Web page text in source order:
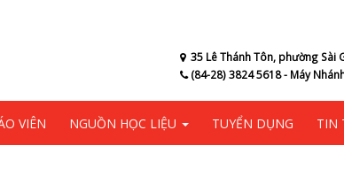
35 Lê Thánh Tôn, phường Sài
(84-28) 3824 5618 - Máy
VIÊN NGUỒN HỌC LIỆU TUYỂN DỤNG TIN